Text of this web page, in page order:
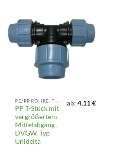
PP T-Stück mit
vergrößertem
Mittelabgang ,
DVGW, Typ
Unidelta
ab: 4,11€